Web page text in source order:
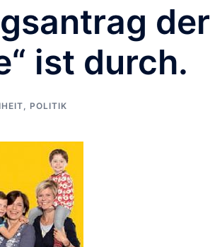
der
ist durch.
, POLITIK